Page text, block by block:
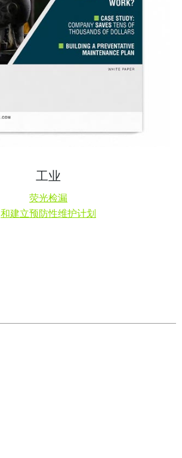
工业
荧光检漏
和建立预防性维护计划